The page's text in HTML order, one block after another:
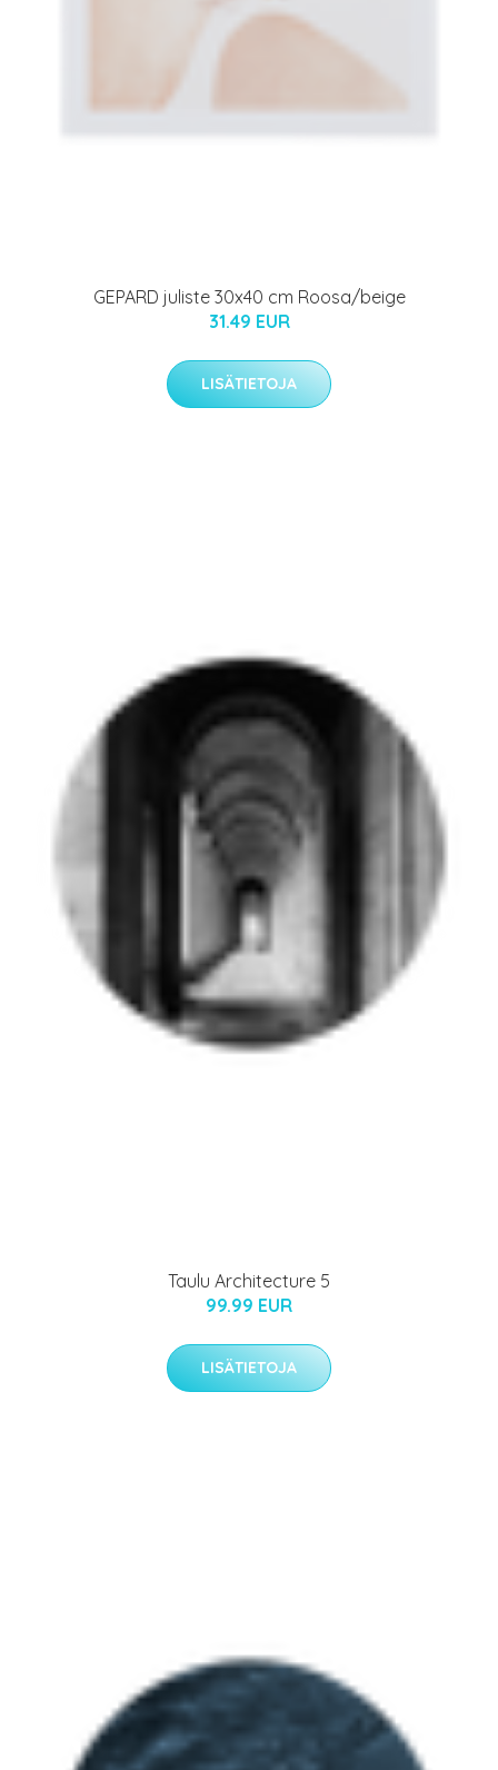
GEPARD juliste 30x40 cm Roosa/beige
31.49 EUR
LISÄTIETOJA
Taulu Architecture 5
99.99 EUR
LISÄTIETOJA